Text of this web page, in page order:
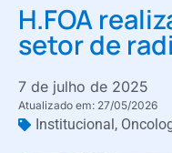
H.FOA
setor de
7 de julho de 2025
Atualizado em: 27/05/2026
Institucional,